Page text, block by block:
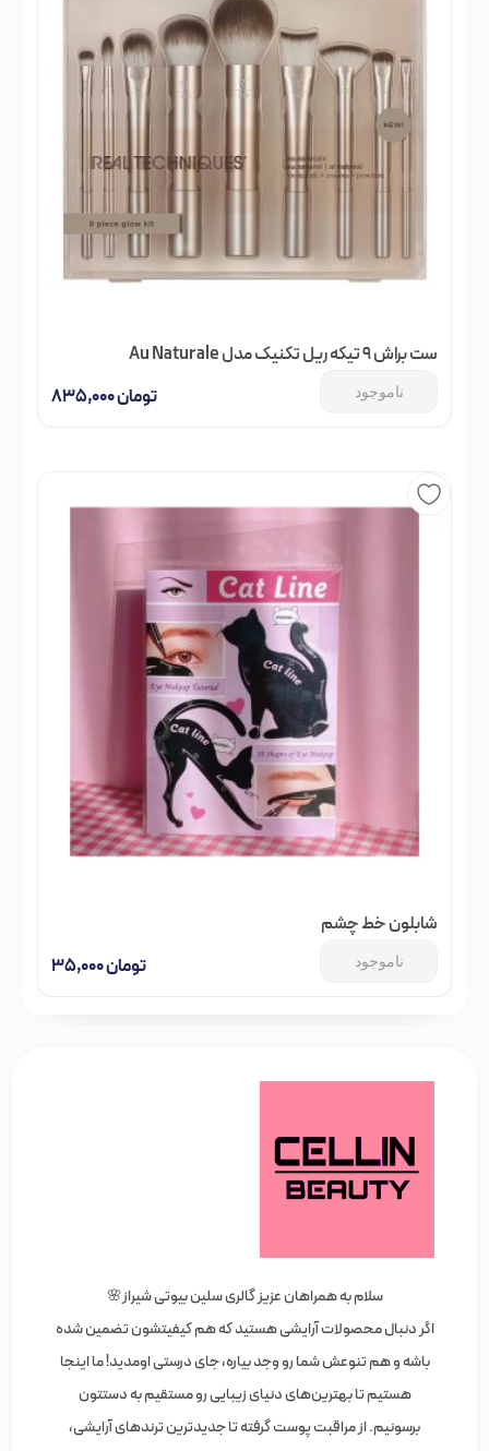
ست براش 9 تیکه ریل تکنیک مدل Au Naturale
تومان
ناموجود
شابلون خط چشم
تومان
ناموجود
سلام به همراهان عزیز گالری سلین بیوتی شیراز🌸
اگر دنبال محصولات آرایشی هستید که هم کیفیتشون تضمین شده
باشه و هم تنوعش شما رو وجد بیاره، جای درستی اومدید! ما اینجا
هستیم تا بهترین‌های دنیای زیبایی رو مستقیم به دستتون
برسونیم. از مراقبت پوست گرفته تا جدیدترین ترندهای آرایشی،